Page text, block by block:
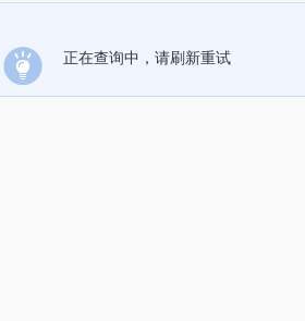
正在查询中，请刷新重试